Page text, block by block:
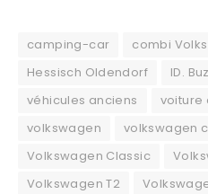
camping-car
combi
Hessisch Oldendorf
ID.
véhicules anciens
voiture
volkswagen
volkswagen
Volkswagen Classic
Volkswagen T2